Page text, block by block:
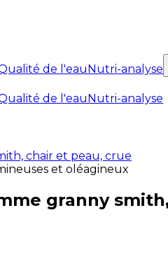
de l'eauNutri-analyse
de l'eauNutri-analyse
chair et peau, crue
et oléagineux
granny